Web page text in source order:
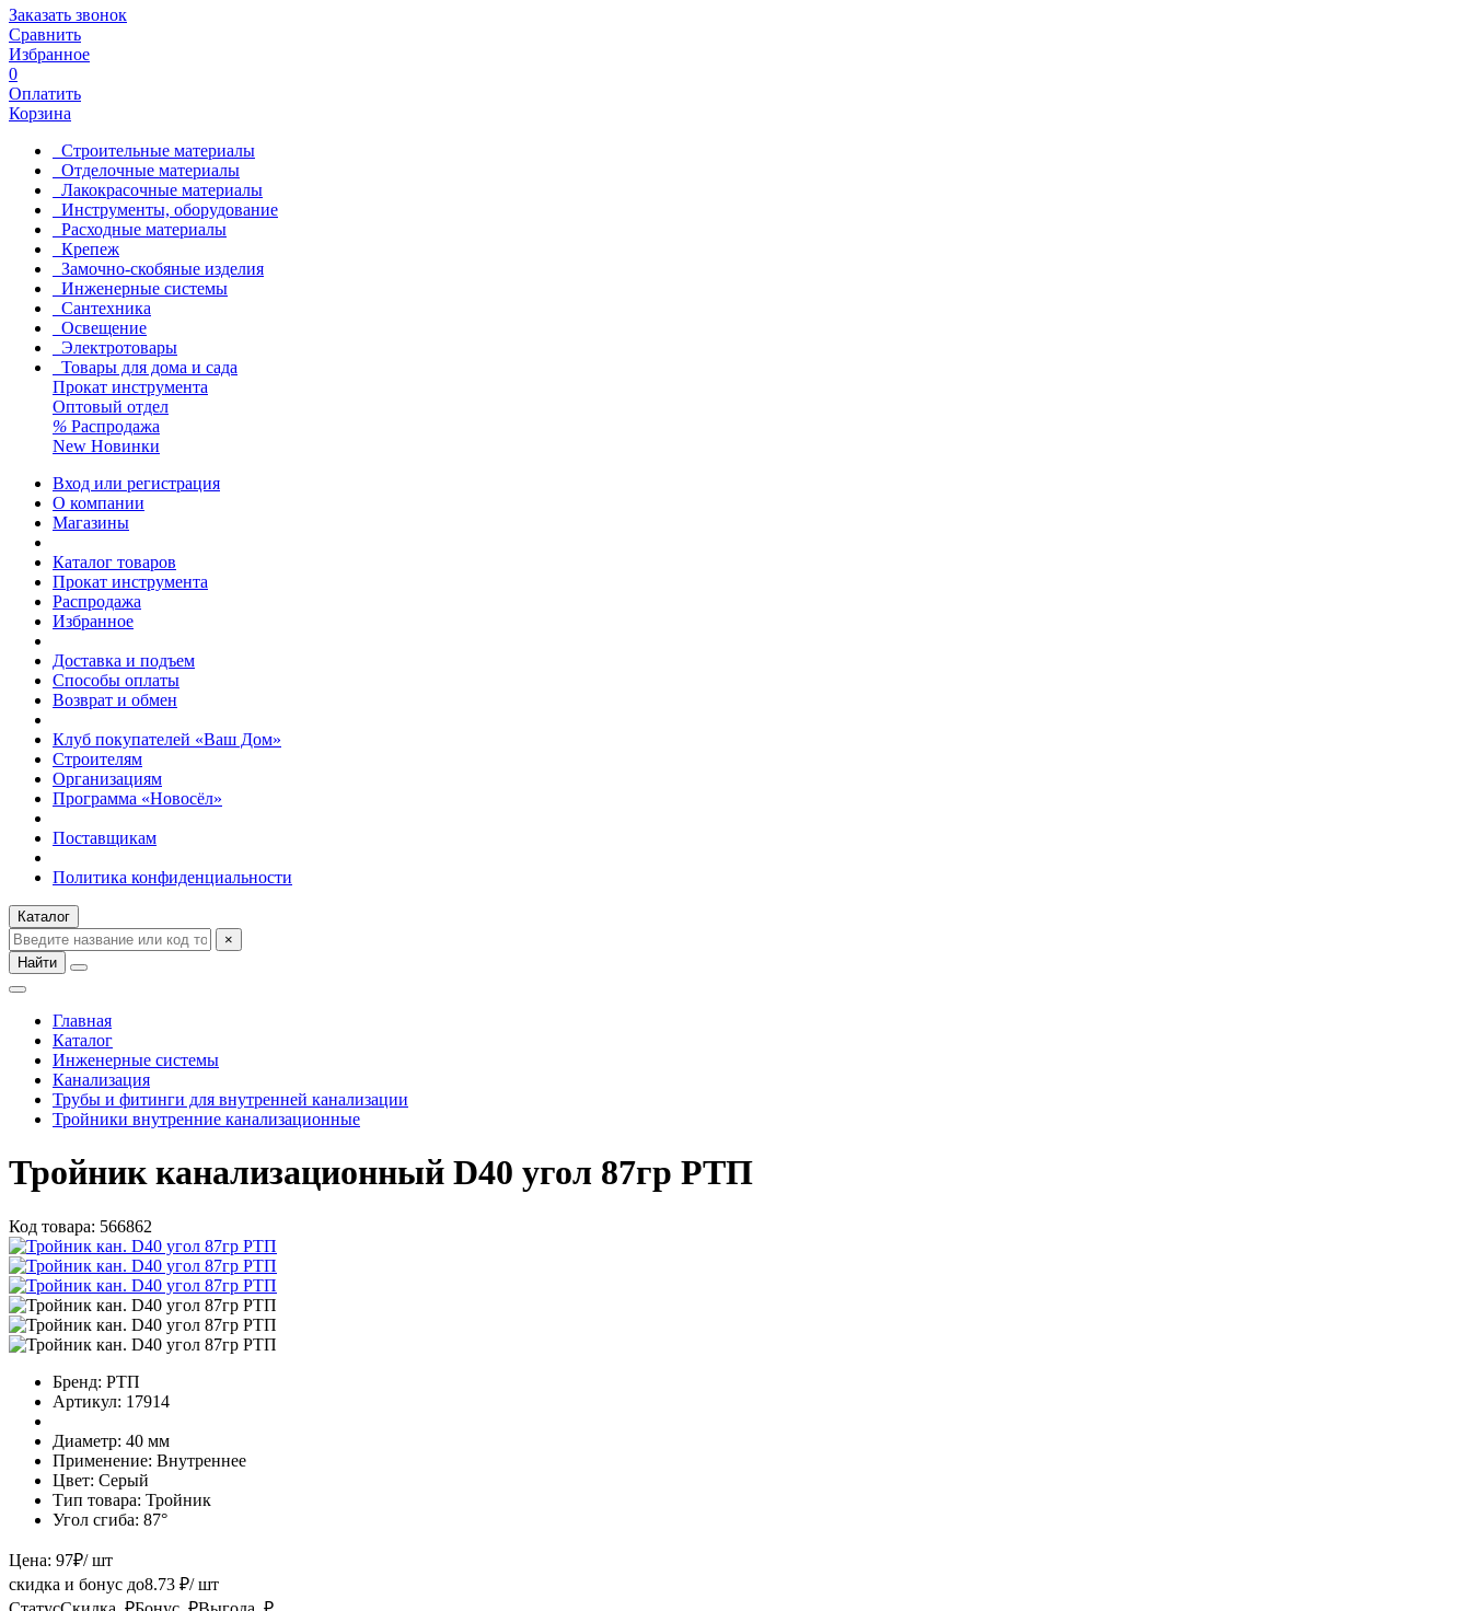
Заказать звонок
Сравнить
Избранное
0
Оплатить
Корзина
Строительные материалы
Отделочные материалы
Лакокрасочные материалы
Инструменты, оборудование
Расходные материалы
Крепеж
Замочно-скобяные изделия
Инженерные системы
Сантехника
Освещение
Электротовары
Товары для дома и сада
Прокат инструмента
Оптовый отдел
% Распродажа
New Новинки
Вход или регистрация
О компании
Магазины
Каталог товаров
Прокат инструмента
Распродажа
Избранное
Доставка и подъем
Способы оплаты
Возврат и обмен
Клуб покупателей «Ваш Дом»
Строителям
Организациям
Программа «Новосёл»
Поставщикам
Политика конфиденциальности
Каталог
×
Найти
Главная
Каталог
Инженерные системы
Канализация
Трубы и фитинги для внутренней канализации
Тройники внутренние канализационные
Тройник канализационный D40 угол 87гр РТП
Код товара: 566862
Бренд: РТП
Артикул: 17914
Диаметр: 40 мм
Применение: Внутреннее
Цвет: Серый
Тип товара: Тройник
Угол сгиба: 87°
Цена: 97₽/ шт
скидка и бонус до8.73 ₽/ шт